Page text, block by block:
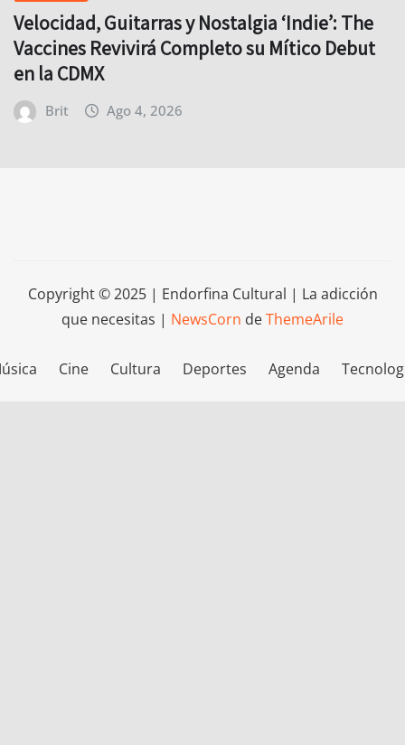
Velocidad, Guitarras y Nostalgia ‘Indie’: The
Vaccines Revivirá Completo su Mítico Debut
en la CDMX
Brit Ago 4, 2026
Copyright © 2025 | Endorfina Cultural | La adicción
que necesitas | NewsCorn deThemeArile
Cine Cultura Deportes Agenda